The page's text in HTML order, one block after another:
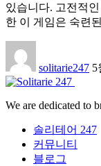
있습니다. 고전적
한 이 게임은 숙련
solitarie247 5
We are dedicated to
솔리테어 247
커뮤니티
블로그